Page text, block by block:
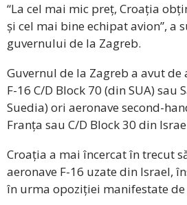
“La cel mai mic preț, Croația
și cel mai bine echipat avion”, a
guvernului de la Zagreb.
Guvernul de la Zagreb a avut de
F-16 C/D Block 70 (din SUA) sau
Suedia) ori aeronave second-
Franța sau C/D Block 30 din
Croația a mai încercat în trecut
aeronave F-16 uzate din Israel,
în urma opoziției manifestate de